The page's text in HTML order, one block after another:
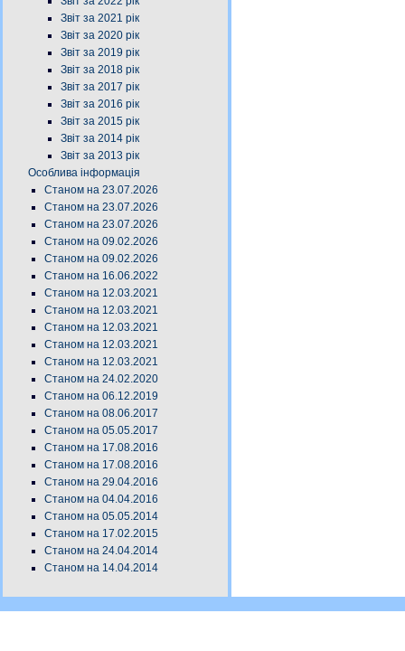
Звіт за 2021 рік
Звіт за 2020 рік
Звіт за 2019 рік
Звіт за 2018 рік
Звіт за 2017 рік
Звіт за 2016 рік
Звіт за 2015 рік
Звіт за 2014 рік
Звіт за 2013 рік
Особлива інформація
Станом на 23.07.2026
Станом на 23.07.2026
Станом на 23.07.2026
Станом на 09.02.2026
Станом на 09.02.2026
Станом на 16.06.2022
Станом на 12.03.2021
Станом на 12.03.2021
Станом на 12.03.2021
Станом на 12.03.2021
Станом на 12.03.2021
Станом на 24.02.2020
Станом на 06.12.2019
Станом на 08.06.2017
Станом на 05.05.2017
Станом на 17.08.2016
Станом на 17.08.2016
Станом на 29.04.2016
Станом на 04.04.2016
Станом на 05.05.2014
Станом на 17.02.2015
Станом на 24.04.2014
Станом на 14.04.2014